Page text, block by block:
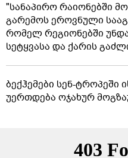
"სანაპირო რაიონებში
გარემოს ეროვნული
რომელ რეგიონებში
სეტყვასა და ქარის
ბექჰემები სენ-ტროპეში
უერთდება ოჯახურ